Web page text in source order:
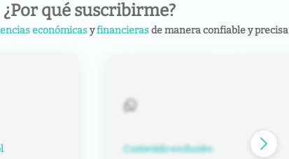
¿Por qué suscribirme?
económicasyfinancierasde manera confiable y precisa
Impuestos al detalle